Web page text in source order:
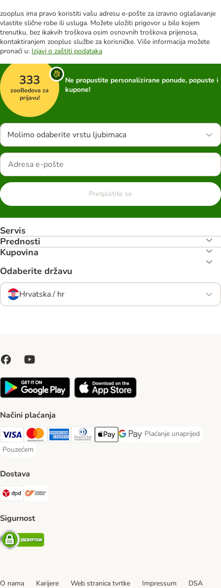
zooplus ima pravo koristiti vašu adresu e-pošte za izravno oglašavanje
vlastite slične robe ili usluga. Možete uložiti prigovor u bilo kojem
trenutku, bez ikakvih troškova osim osnovnih troškova prijenosa,
kontaktiranjem zooplus službe za korisničke. Više informacija možete
pronaći u: Izjavi o zaštiti podataka
333
zooBodova za
prijavu!
Ne propustite personalizirane ponude, popuste i
kupone!
Molimo odaberite vrstu ljubimaca
Pretplatite se
Servis
Prednosti
Kupovina
Odaberite državu
Hrvatska / hr
Načini plaćanja
Visa Payment Method
MasterCard Payment Method
American Express Payment Method
Diners Club Payment Method
Payment MethodGoogle pay Payment Method
Plaćanje unaprijed
Plaćanje unaprijed
Pouzećem
Pouzećem Payment Method
Dostava
DPD Shipping Method
Sigurnost
Security
O nama Karijere Web stranica tvrtke Impressum DSA